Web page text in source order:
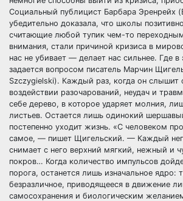
Социальный публицист Барбара Эренрейх
убедительно доказала, что школы
считающие любой тупик чем-то
внимания, стали причиной кризиса в
нас не убивает — делает нас сильнее. Где
задается вопросом писатель Марчин
Szczygielski). Каждый раз, когда он слышит
воздействии разочарований, неудач и
себе дерево, в которое ударяет молния,
листьев. Остается лишь одинокий
постепенно уходит жизнь. «С человеком
самое, — пишет Щигельский. — Каждый
снимает с него верхний мягкий, нежный и
покров… Когда количество импульсов
порога, останется лишь изначальное ядро:
безразличное, приводящееся в движение
самосохранения и биологическим